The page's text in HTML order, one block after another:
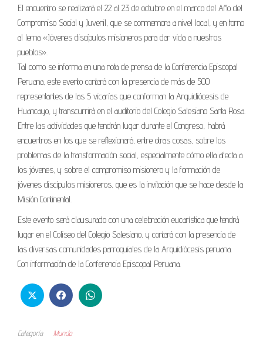
El encuentro se realizará el 22 al 23 de octubre en el marco del Año del
Compromiso Social y Juvenil, que se conmemora a nivel local, y en torno
al lema «Jóvenes discípulos misioneros para dar vida a nuestros
pueblos».
Tal como se informa en una nota de prensa de la Conferencia Episcopal
Peruana, este evento contará con la presencia de más de 500
representantes de las 5 vicarías que conforman la Arquidiócesis de
Huancayo, y transcurrirá en el auditorio del Colegio Salesiano Santa Rosa.
Entre las actividades que tendrán lugar durante el Congreso, habrá
encuentros en los que se reflexionará, entre otras cosas, sobre los
problemas de la transformación social, especialmente cómo ella afecta a
los jóvenes, y sobre el compromiso misionero y la formación de
jóvenes discípulos misioneros, que es la invitación que se hace desde la
Misión Continental.
Este evento será clausurado con una celebración eucarística que tendrá
lugar en el Coliseo del Colegio Salesiano, y contará con la presencia de
las diversas comunidades parroquiales de la Arquidiócesis peruana.
Con información de la Conferencia Episcopal Peruana.
Categoría Mundo